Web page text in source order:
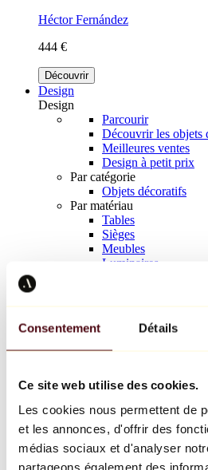
Consentement Détails
Ce site web utilise des cookies.
Les cookies nous permettent de
et les annonces, d'offrir des
médias sociaux et d'analyser
partageons également des
Héctor Fernández
444 €
Découvrir
Design
Design
Parcourir
Découvrir les objets
Meilleures ventes
Design à petit prix
Par catégorie
Objets décoratifs
Par matériau
Tables
Sièges
Meubles
Luminaires
Richard Orlinski
Keith Haring
Jeff Koons
Jean-Michel Basquiat
Tous les designers
Œuvre de la semaine